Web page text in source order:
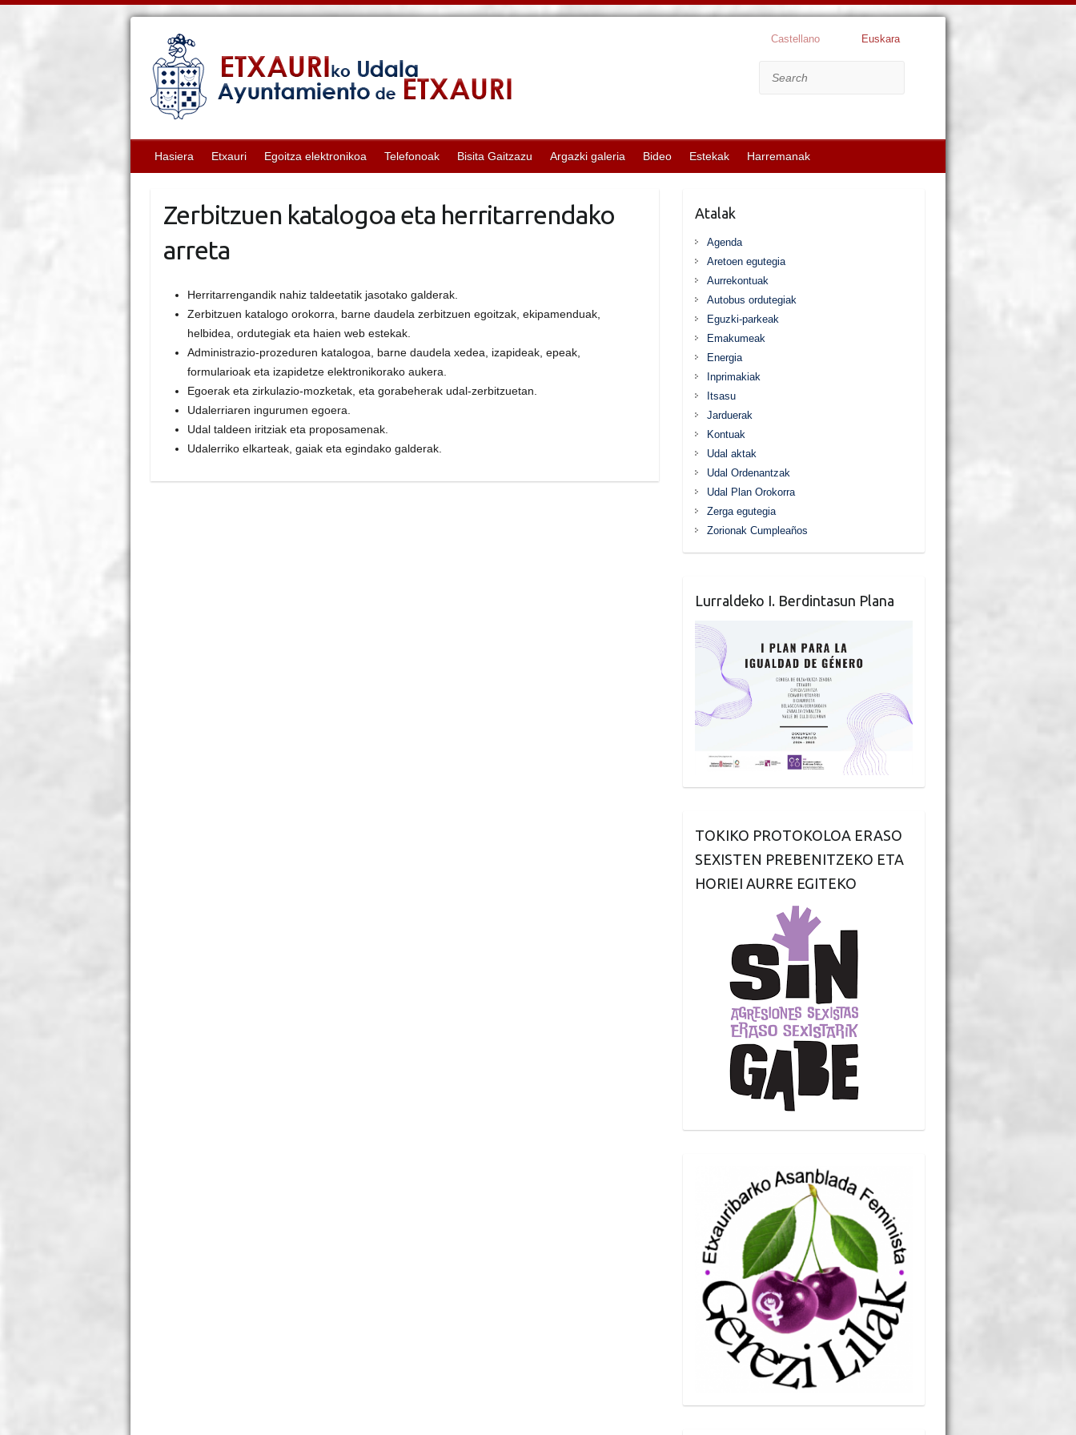
Castellano Euskara
Hasiera Etxauri Egoitza elektronikoa Telefonoak Bisita Gaitzazu Argazki galeria Bideo Estekak Harremanak
Zerbitzuen katalogoa eta herritarrendako
arreta
Herritarrengandik nahiz taldeetatik jasotako galderak.
Zerbitzuen katalogo orokorra, barne daudela zerbitzuen egoitzak, ekipamenduak,
helbidea, ordutegiak eta haien web estekak.
Administrazio-prozeduren katalogoa, barne daudela xedea, izapideak, epeak,
formularioak eta izapidetze elektronikorako aukera.
Egoerak eta zirkulazio-mozketak, eta gorabeherak udal-zerbitzuetan.
Udalerriaren ingurumen egoera.
Udal taldeen iritziak eta proposamenak.
Udalerriko elkarteak, gaiak eta egindako galderak.
Atalak
Agenda
Aretoen egutegia
Aurrekontuak
Autobus ordutegiak
Eguzki-parkeak
Emakumeak
Energia
Inprimakiak
Itsasu
Jarduerak
Kontuak
Udal aktak
Udal Ordenantzak
Udal Plan Orokorra
Zerga egutegia
Zorionak Cumpleaños
Lurraldeko I. Berdintasun Plana
TOKIKO PROTOKOLOA ERASO
SEXISTEN PREBENITZEKO ETA
HORIEI AURRE EGITEKO